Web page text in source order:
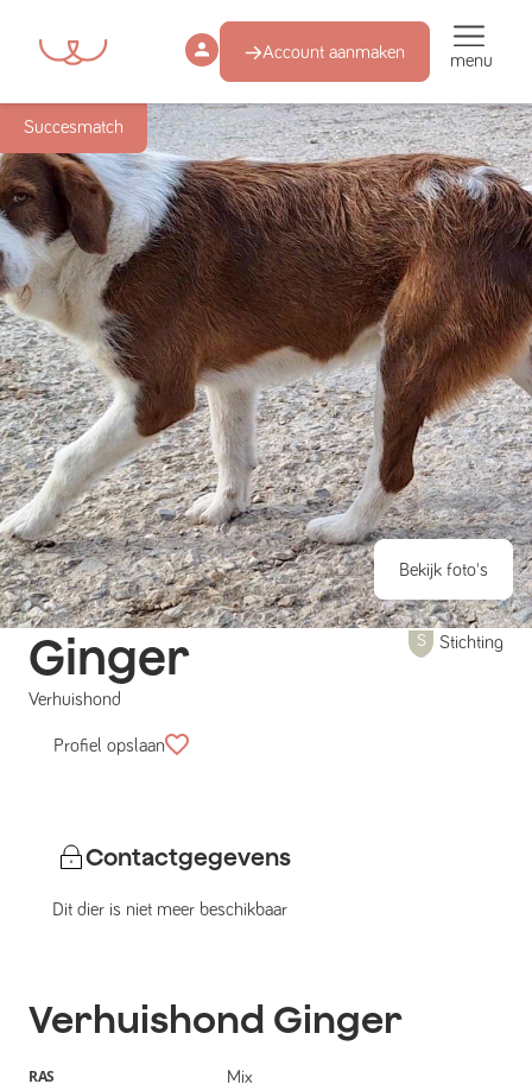
Account aanmaken menu
Succesmatch
Bekijk foto's
Ginger
Verhuishond
Stichting
Profiel opslaan
Contactgegevens
Dit dier is niet meer beschikbaar
Verhuishond Ginger
RAS Mix